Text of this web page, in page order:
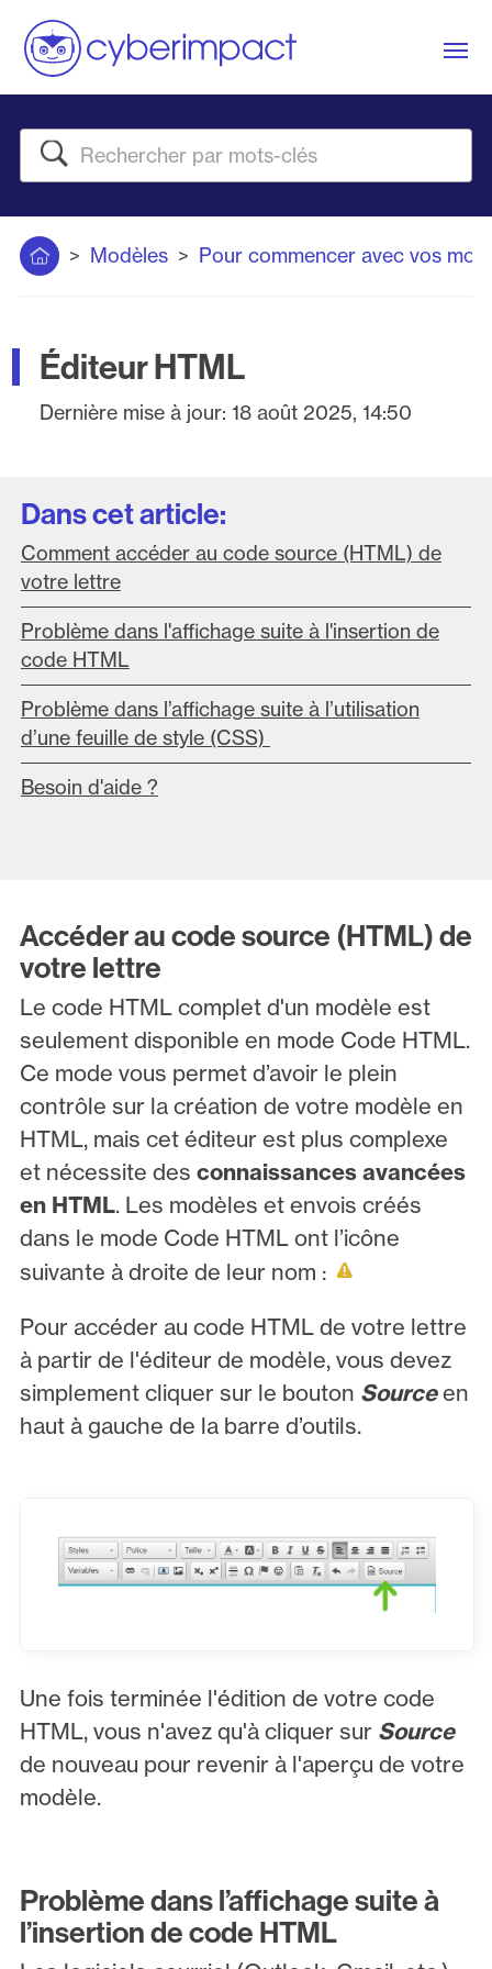
Rechercher
Accueil Modèles Pour commencer avec vos
Éditeur HTML
Dernière mise à jour: 18 août 2025, 14:50
Dans cet article:
Comment accéder au code source (HTML) de
votre lettre
Problème dans l'affichage suite à l'insertion de
code HTML
Problème dans l’affichage suite à l’utilisation
d’une feuille de style (CSS)
Besoin d'aide ?
Accéder au code source (HTML) de
votre lettre
Le code HTML complet d'un modèle est
seulement disponible en mode Code HTML.
Ce mode vous permet d’avoir le plein
contrôle sur la création de votre modèle en
HTML, mais cet éditeur est plus complexe
et nécessite des connaissances avancées
en HTML. Les modèles et envois créés
dans le mode Code HTML ont l’icône
suivante à droite de leur nom :
Pour accéder au code HTML de votre lettre
à partir de l'éditeur de modèle, vous devez
simplement cliquer sur le bouton Sourceen
haut à gauche de la barre d’outils.
Une fois terminée l'édition de votre code
HTML, vous n'avez qu'à cliquer sur Source
de nouveau pour revenir à l'aperçu de votre
modèle.
Problème dans l’affichage suite à
l’insertion de code HTML